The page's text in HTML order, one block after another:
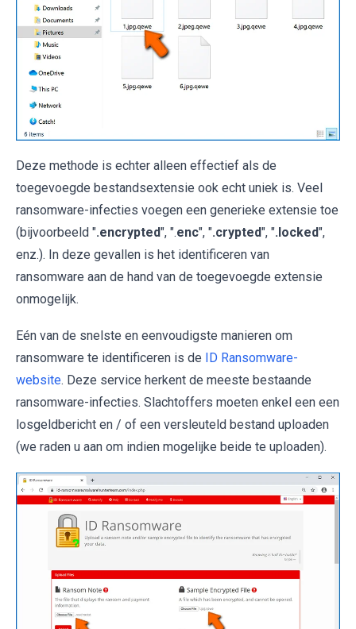
Deze methode is echter alleen effectief als de
toegevoegde bestandsextensie ook echt uniek is. Veel
ransomware-infecties voegen een generieke extensie toe
(bijvoorbeeld ".encrypted", ".enc", ".crypted", ".locked",
enz.). In deze gevallen is het identificeren van
ransomware aan de hand van de toegevoegde extensie
onmogelijk.
Eén van de snelste en eenvoudigste manieren om
ransomware te identificeren is de ID Ransomware-
website. Deze service herkent de meeste bestaande
ransomware-infecties. Slachtoffers moeten enkel een een
losgeldbericht en / of een versleuteld bestand uploaden
(we raden u aan om indien mogelijke beide te uploaden).